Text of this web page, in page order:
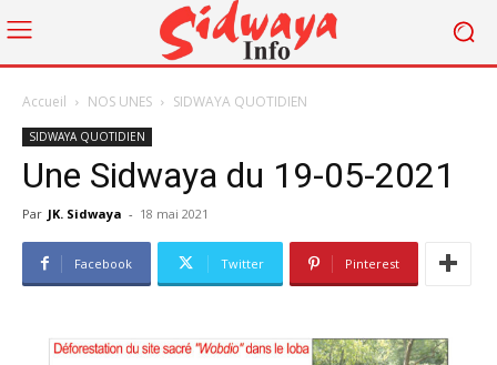
Accueil NOS UNES SIDWAYA QUOTIDIEN
SIDWAYA QUOTIDIEN
Une Sidwaya du 19-05-2021
Par JK. Sidwaya - 18 mai 2021
Facebook Twitter Pinterest